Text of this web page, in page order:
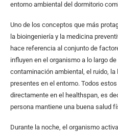
entorno ambiental del dormitorio
Uno de los conceptos que más
la bioingeniería y la medicina
hace referencia al conjunto de
influyen en el organismo a lo largo
contaminación ambiental, el ruido,
presentes en el entorno. Todos
directamente en el healthspan, es
persona mantiene una buena salud
Durante la noche, el organismo